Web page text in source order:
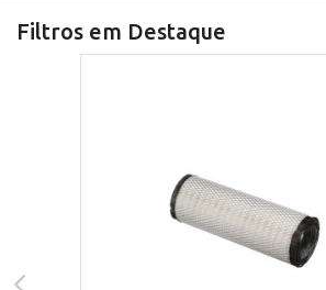
Filtros em Destaque